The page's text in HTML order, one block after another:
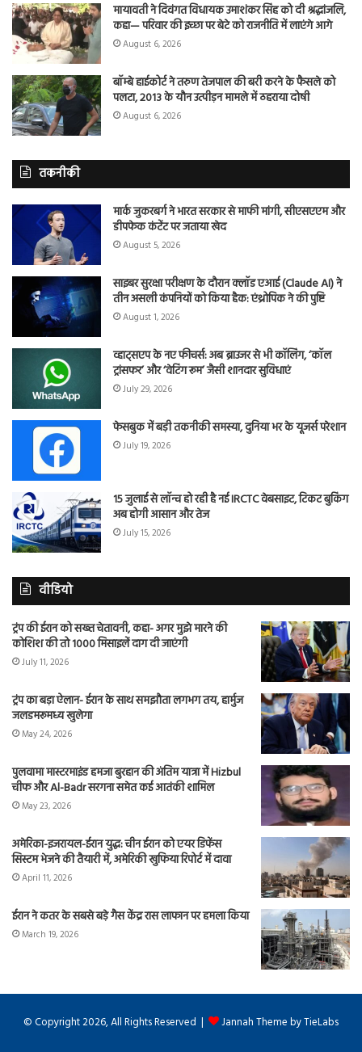
मायावती ने दिवंगत विधायक उमाशंकर सिंह को दी श्रद्धांजलि,
कहा— परिवार की इच्छा पर बेटे को राजनीति में लाएंगे आगे
August 6, 2026
बॉम्बे हाईकोर्ट ने तरुण तेजपाल की बरी करने के फैसले को
पलटा, 2013 के यौन उत्पीड़न मामले में ठहराया दोषी
August 6, 2026
तकनीकी
मार्क जुकरबर्ग ने भारत सरकार से माफी मांगी, सीएसएएम और
डीपफेक कंटेंट पर जताया खेद
August 5, 2026
साइबर सुरक्षा परीक्षण के दौरान क्लॉड एआई (Claude AI) ने
तीन असली कंपनियों को किया हैक: एंथ्रोपिक ने की पुष्टि
August 1, 2026
व्हाट्सएप के नए फीचर्स: अब ब्राउजर से भी कॉलिंग, ‘कॉल
ट्रांसफर’ और ‘वेटिंग रूम’ जैसी शानदार सुविधाएं
July 29, 2026
फेसबुक में बड़ी तकनीकी समस्या, दुनिया भर के यूजर्स परेशान
July 19, 2026
15 जुलाई से लॉन्च हो रही है नई IRCTC वेबसाइट, टिकट बुकिंग
अब होगी आसान और तेज
July 15, 2026
वीडियो
ट्रंप की ईरान को सख्त चेतावनी, कहा- अगर मुझे मारने की
कोशिश की तो 1000 मिसाइलें दाग दी जाएंगी
July 11, 2026
ट्रंप का बड़ा ऐलान- ईरान के साथ समझौता लगभग तय, हार्मुज
जलडमरूमध्य खुलेगा
May 24, 2026
पुलवामा मास्टरमाइंड हमजा बुरहान की अंतिम यात्रा में Hizbul
चीफ और Al-Badr सरगना समेत कई आतंकी शामिल
May 23, 2026
अमेरिका-इजरायल-ईरान युद्ध: चीन ईरान को एयर डिफेंस
सिस्टम भेजने की तैयारी में, अमेरिकी खुफिया रिपोर्ट में दावा
April 11, 2026
ईरान ने कतर के सबसे बड़े गैस केंद्र रास लाफान पर हमला किया
March 19, 2026
© Copyright 2026, All Rights Reserved | Jannah Theme by TieLabs